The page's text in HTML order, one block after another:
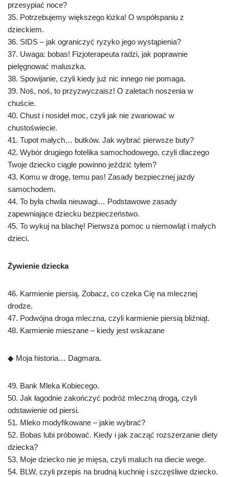
przesypiać noce?
35. Potrzebujemy większego łóżka! O współspaniu z
dzieckiem.
36. SIDS – jak ograniczyć ryzyko jego wystąpienia?
37. Uwaga: bobas! Fizjoterapeuta radzi, jak poprawnie
pielęgnować maluszka.
38. Spowijanie, czyli kiedy już nic innego nie pomaga.
39. Noś, noś, to przyzwyczaisz! O zaletach noszenia w
chuście.
40. Chust i nosideł moc, czyli jak nie zwariować w
chustoświecie.
41. Tupot małych… butków. Jak wybrać pierwsze buty?
42. Wybór drugiego fotelika samochodowego, czyli dlaczego
Twoje dziecko ciągle powinno jeździć tyłem?
43. Komu w drogę, temu pas! Zasady bezpiecznej jazdy
samochodem.
44. To była chwila nieuwagi… Podstawowe zasady
zapewniające dziecku bezpieczeństwo.
45. To wykuj na blachę! Pierwsza pomoc u niemowląt i małych
dzieci.
Żywienie dziecka
46. Karmienie piersią. Zobacz, co czeka Cię na mlecznej
drodze.
47. Podwójna droga mleczna, czyli karmienie piersią bliźniąt.
48. Karmienie mieszane – kiedy jest wskazane
◆ Moja historia… Dagmara.
49. Bank Mleka Kobiecego.
50. Jak łagodnie zakończyć podróż mleczną drogą, czyli
odstawienie od piersi.
51. Mleko modyfikowane – jakie wybrać?
52. Bobas lubi próbować. Kiedy i jak zacząć rozszerzanie diety
dziecka?
53. Moje dziecko nie je mięsa, czyli maluch na diecie wege.
54. BLW, czyli przepis na brudną kuchnię i szczęśliwe dziecko.